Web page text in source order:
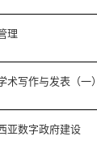
理
术写作与发表（一）
亚数字政府建设